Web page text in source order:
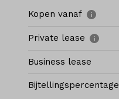
Onderhoud
Diensten
Kopen vanaf
Private lease
Business lease
Bijtellingspercentage